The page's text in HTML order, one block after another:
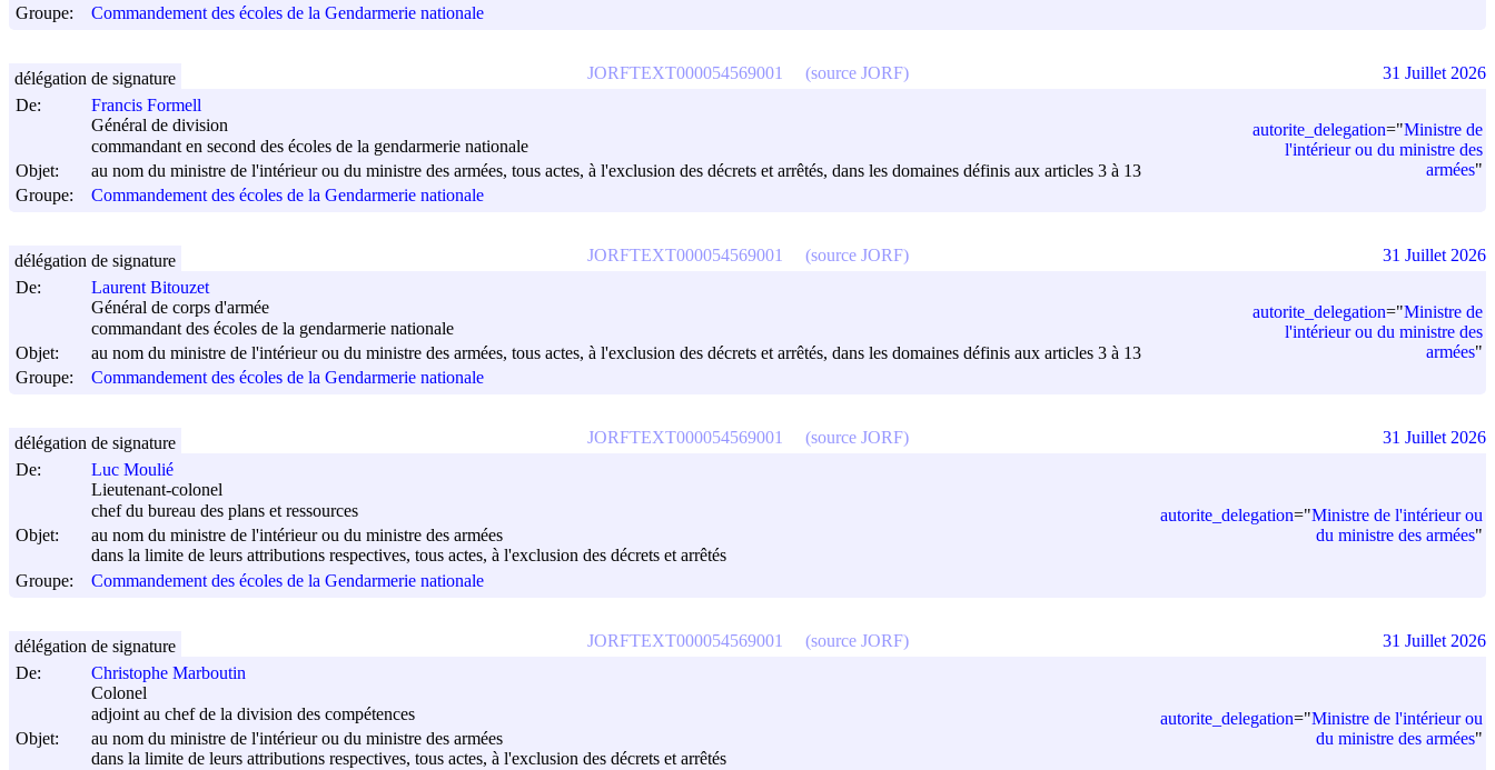
Groupe:
Commandement des écoles de la Gendarmerie nationale
De:
Francis Formell
Général de division
commandant en second des écoles de la gendarmerie nationale
Objet:
au nom du ministre de l'intérieur ou du ministre des armées, tous actes, à l'exclusion des décrets et arrêtés, dans les domaines définis aux articles 3 à 13
Groupe:
Commandement des écoles de la Gendarmerie nationale
autorite_delegation="Ministre de
l'intérieur ou du ministre des
armées"
JORFTEXT000054569001 (source JORF)
délégation de signature 31 Juillet 2026
De:
Laurent Bitouzet
Général de corps d'armée
commandant des écoles de la gendarmerie nationale
Objet:
au nom du ministre de l'intérieur ou du ministre des armées, tous actes, à l'exclusion des décrets et arrêtés, dans les domaines définis aux articles 3 à 13
Groupe:
Commandement des écoles de la Gendarmerie nationale
autorite_delegation="Ministre de
l'intérieur ou du ministre des
armées"
JORFTEXT000054569001 (source JORF)
délégation de signature 31 Juillet 2026
De:
Luc Moulié
Lieutenant-colonel
chef du bureau des plans et ressources
Objet:
au nom du ministre de l'intérieur ou du ministre des armées
dans la limite de leurs attributions respectives, tous actes, à l'exclusion des décrets et arrêtés
Groupe:
Commandement des écoles de la Gendarmerie nationale
autorite_delegation="Ministre de l'intérieur ou
du ministre des armées"
JORFTEXT000054569001 (source JORF)
délégation de signature 31 Juillet 2026
De:
Christophe Marboutin
Colonel
adjoint au chef de la division des compétences
Objet:
au nom du ministre de l'intérieur ou du ministre des armées
dans la limite de leurs attributions respectives, tous actes, à l'exclusion des décrets et arrêtés
autorite_delegation="Ministre de l'intérieur ou
du ministre des armées"
JORFTEXT000054569001 (source JORF)
délégation de signature 31 Juillet 2026